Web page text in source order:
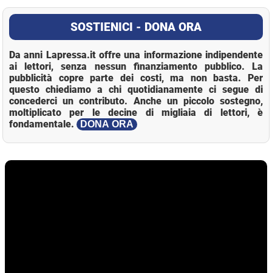
SOSTIENICI - DONA ORA
Da anni Lapressa.it offre una informazione indipendente
ai lettori, senza nessun finanziamento pubblico. La
pubblicità copre parte dei costi, ma non basta. Per
questo chiediamo a chi quotidianamente ci segue di
concederci un contributo. Anche un piccolo sostegno,
moltiplicato per le decine di migliaia di lettori, è
fondamentale.
DONA ORA